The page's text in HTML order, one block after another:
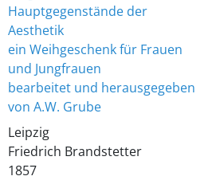
Hauptgegenstände der
Aesthetik
ein Weihgeschenk für Frauen
und Jungfrauen
bearbeitet und herausgegeben
von A.W. Grube
Leipzig
Friedrich Brandstetter
1857